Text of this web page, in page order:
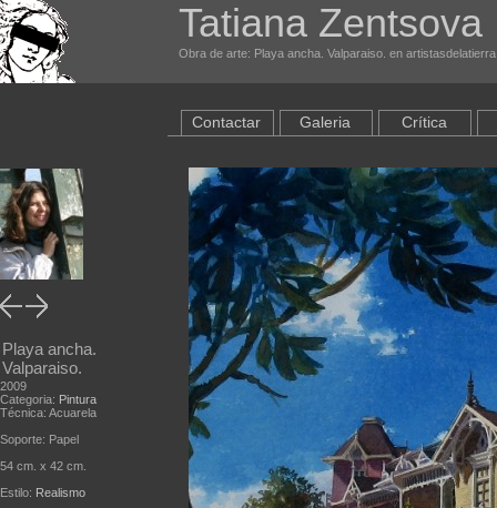
Tatiana Zentsova
Obra de arte: Playa ancha. Valparaiso. en
Playa ancha.
Valparaiso.
2009
Categoria: Pintura
Técnica: Acuarela
Soporte: Papel
54 cm. x 42 cm.
Estilo: Realismo
Contactar Galeria Crítica